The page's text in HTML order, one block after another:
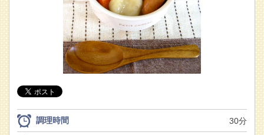
調理時間 30分